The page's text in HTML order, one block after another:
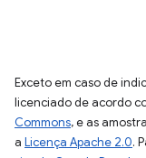
Exceto em caso de
licenciado de acordo
Commons, e as
a Licença Apache 2.0.